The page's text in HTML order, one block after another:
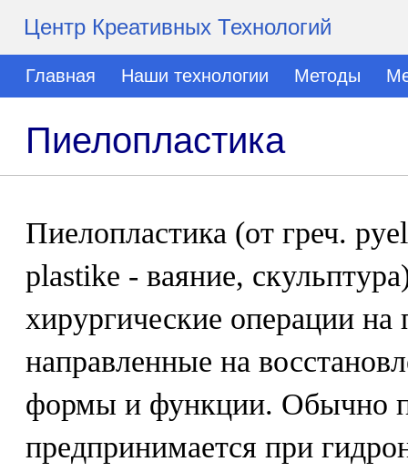
Центр Креативных Технологий
Главная Наши технологии Методы
Пиелопластика
Пиелопластика (от греч.
plastike - ваяние,
хирургические операции на
направленные на
формы и функции. Обычно
предпринимается при